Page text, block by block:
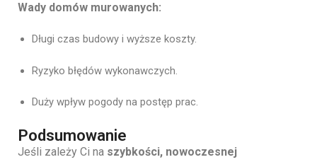
Wady domów murowanych:
Długi czas budowy i wyższe koszty.
Ryzyko błędów wykonawczych.
Duży wpływ pogody na postęp prac.
Podsumowanie
Jeśli zależy Ci na szybkości, nowoczesnej